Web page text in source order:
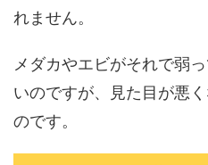
れません。
メダカやエビがそれで弱
いのですが、見た目が悪
のです。